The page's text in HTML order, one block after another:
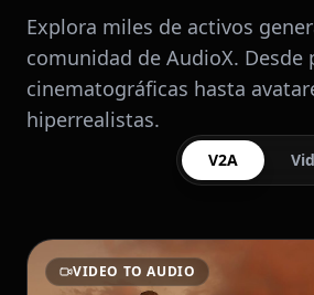
Explora miles de activos
comunidad de AudioX. Desde
cinematográficas hasta
hiperrealistas.
V2A
VIDEO TO AUDIO